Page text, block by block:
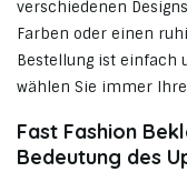
verschiedenen
Farben oder einen
Bestellung ist einfach
wählen Sie immer
Fast Fashion
Bedeutung des